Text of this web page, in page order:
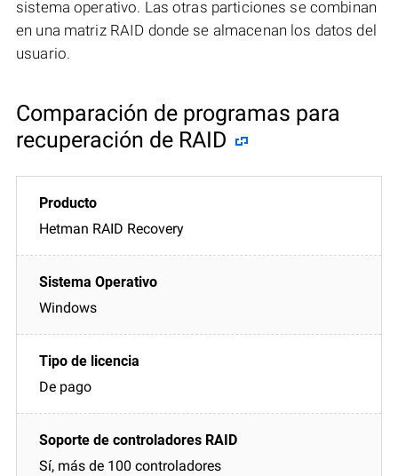
sistema operativo. Las otras particiones se combinan
en una matriz RAID donde se almacenan los datos del
usuario.
Comparación de programas para
recuperación de RAID
Hetman RAID Recovery
Windows
De pago
Sí, más de 100 controladores